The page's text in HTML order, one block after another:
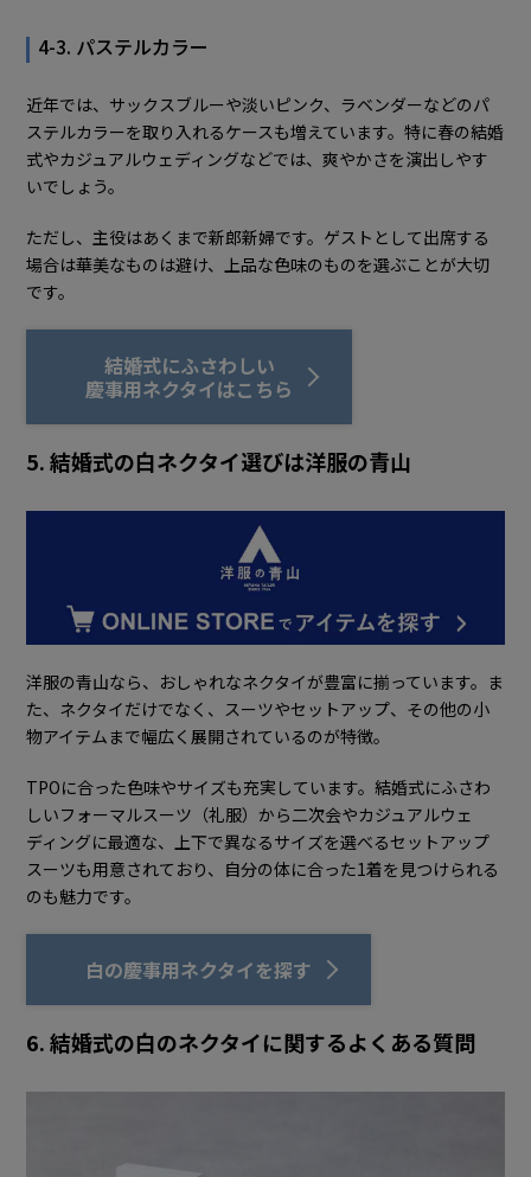
4-3. パステルカラー
近年では、サックスブルーや淡いピンク、ラベンダーなどのパ
ステルカラーを取り入れるケースも増えています。特に春の結婚
式やカジュアルウェディングなどでは、爽やかさを演出しやす
いでしょう。
ただし、主役はあくまで新郎新婦です。ゲストとして出席する
場合は華美なものは避け、上品な色味のものを選ぶことが大切
です。
結婚式にふさわしい
慶事用ネクタイはこちら
5. 結婚式の白ネクタイ選びは洋服の青山
洋服の青山なら、おしゃれなネクタイが豊富に揃っています。ま
た、ネクタイだけでなく、スーツやセットアップ、その他の小
物アイテムまで幅広く展開されているのが特徴。
TPOに合った色味やサイズも充実しています。結婚式にふさわ
しいフォーマルスーツ（礼服）から二次会やカジュアルウェ
ディングに最適な、上下で異なるサイズを選べるセットアップ
スーツも用意されており、自分の体に合った1着を見つけられる
のも魅力です。
白の慶事用ネクタイを探す
6. 結婚式の白のネクタイに関するよくある質問